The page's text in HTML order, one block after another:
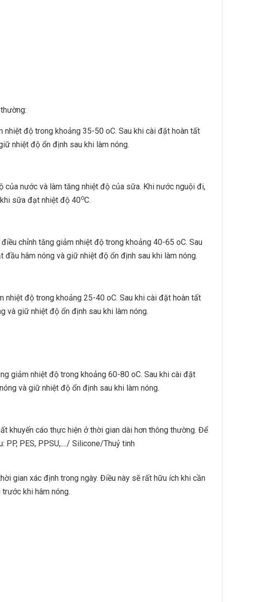
độ trong khoảng 35-50 oC. Sau khi cài đặt hoàn tất
nhiệt độ ổn định sau khi làm nóng.
nước và làm tăng nhiệt độ của sữa. Khi nước nguội đi,
sữa đạt nhiệt độ 40oC.
chỉnh tăng giảm nhiệt độ trong khoảng 40-65 oC. Sau
hâm nóng và giữ nhiệt độ ổn định sau khi làm nóng.
độ trong khoảng 25-40 oC. Sau khi cài đặt hoàn tất
và giữ nhiệt độ ổn định sau khi làm nóng.
giảm nhiệt độ trong khoảng 60-80 oC. Sau khi cài đặt
và giữ nhiệt độ ổn định sau khi làm nóng.
khuyến cáo thực hiện ở thời gian dài hơn thông thường. Để
PP, PES, PPSU,..../ Silicone/Thuỷ tinh
gian xác định trong ngày. Điều này sẽ rất hữu ích khi cần
khi hâm nóng.